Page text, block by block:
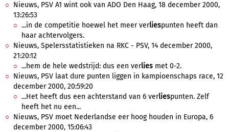
Nieuws, PSV A1 wint ook van ADO Den Haag, 18 december 2000,
13:26:53
...in de competitie hoewel het meer verliespunten heeft dan
haar achtervolgers.
Nieuws, Spelersstatistieken na RKC - PSV, 14 december 2000,
21:20:12
...hem de hele wedstrijd: dus een verlies met 0-2.
Nieuws, PSV laat dure punten liggen in kampioenschaps race, 12
december 2000, 20:59:20
...Het heeft dus een achterstand van 6 verliespunten. Zelf
heeft het nu een...
Nieuws, PSV moet Nederlandse eer hoog houden in Europa, 6
december 2000, 15:06:43